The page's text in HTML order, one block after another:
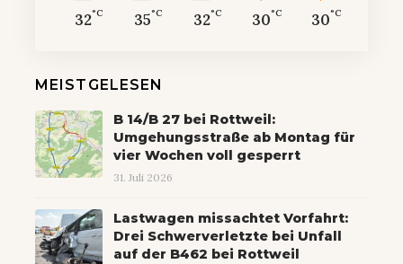
32°C 35°C 32°C 30°C 30°C
MEISTGELESEN
B 14/B 27 bei Rottweil:
Umgehungsstraße ab Montag für
vier Wochen voll gesperrt
31. Juli 2026
Lastwagen missachtet Vorfahrt:
Drei Schwerverletzte bei Unfall
auf der B462 bei Rottweil